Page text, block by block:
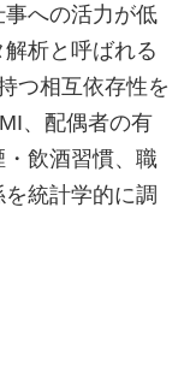
への活力が低
析と呼ばれる
つ相互依存性を
、配偶者の有
飲酒習慣、職
統計学的に調